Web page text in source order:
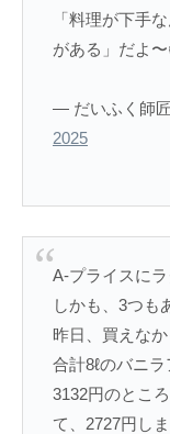
「料理が下手
がある」だよ
— だいふく師
2025
A-プライスに
しかも、3つも
昨日、買えな
合計8ℓのバニ
3132円のとこ
て、2727円し